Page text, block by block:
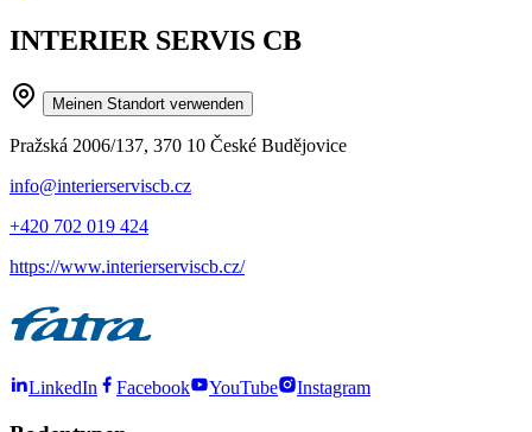
INTERIER SERVIS CB
Meinen Standort verwenden
Pražská 2006/137, 370 10 České Budějovice
info@interierserviscb.cz
+420 702 019 424
https://www.interierserviscb.cz/
LinkedIn Facebook YouTube Instagram